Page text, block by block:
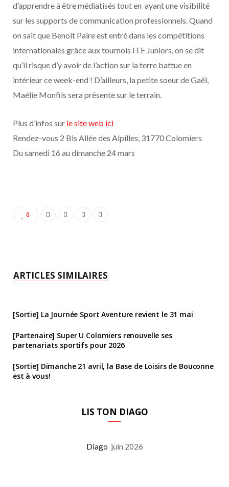
d’apprendre à être médiatisés tout en ayant une visibilité
sur les supports de communication professionnels. Quand
on sait que Benoit Paire est entré dans les compétitions
internationales grâce aux tournois ITF Juniors, on se dit
qu’il risque d’y avoir de l’action sur la terre battue en
intérieur ce week-end ! D’ailleurs, la petite soeur de Gaël,
Maélie Monfils sera présente sur le terrain.
Plus d’infos sur le site web ici
Rendez-vous 2 Bis Allée des Alpilles, 31770 Colomiers
Du samedi 16 au dimanche 24 mars
0
ARTICLES SIMILAIRES
[Sortie] La Journée Sport Aventure revient le 31 mai
[Partenaire] Super U Colomiers renouvelle ses
partenariats sportifs pour 2026
[Sortie] Dimanche 21 avril, la Base de Loisirs de Bouconne
est à vous!
LIS TON DIAGO
Diago juin 2026